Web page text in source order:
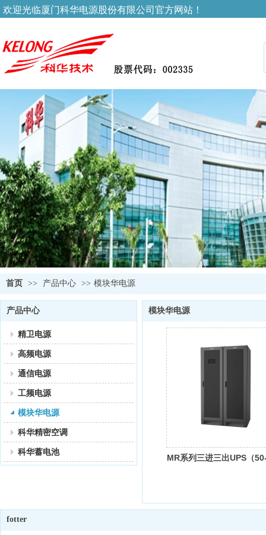
欢迎光临厦门科华电源股份有限公司官方网站！
首页 >> 产品中心 >> 模块华电源
产品中心
精卫电源
高频电源
通信电源
工频电源
模块华电源
科华精密空调
科华蓄电池
模块华电源
MR系列三进三出UPS（
fotter